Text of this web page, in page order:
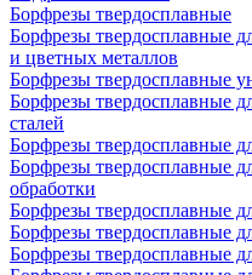
Борфрезы твердосплавные
Борфрезы твердосплавные
и цветных металлов
Борфрезы твердосплавные
Борфрезы твердосплавные
сталей
Борфрезы твердосплавные
Борфрезы твердосплавные
обработки
Борфрезы твердосплавные
Борфрезы твердосплавные
Борфрезы твердосплавные